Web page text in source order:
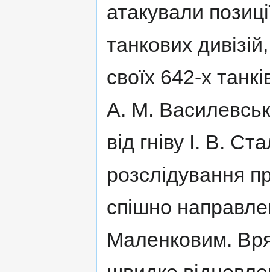
атакували
танкових
своїх 642-х
А. М.
від гніву І. В.
розслідування
спішно
Маленковим.